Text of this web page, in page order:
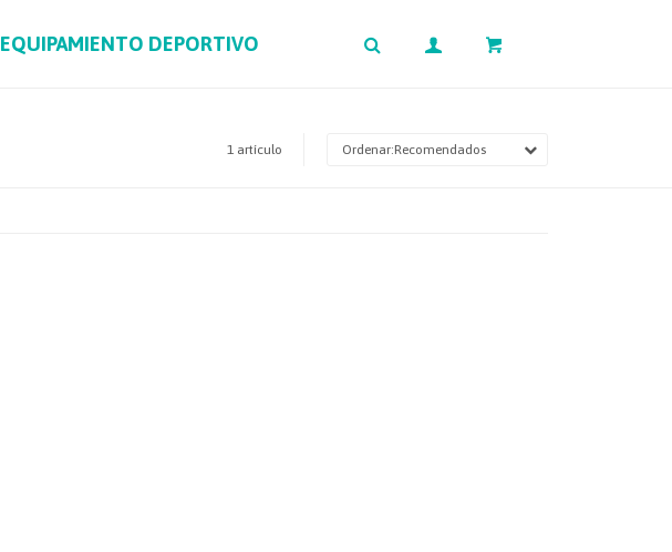
EQUIPAMIENTO DEPORTIVO
1 artículo Recomendados